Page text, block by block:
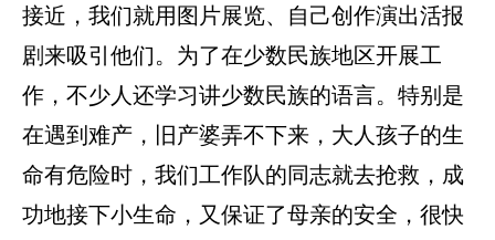
接近，我们就用图片展览、自己创作演出活报
剧来吸引他们。为了在少数民族地区开展工
作，不少人还学习讲少数民族的语言。特别是
在遇到难产，旧产婆弄不下来，大人孩子的生
命有危险时，我们工作队的同志就去抢救，成
功地接下小生命，又保证了母亲的安全，很快